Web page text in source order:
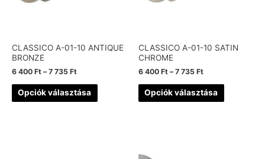
CLASSICO A-01-10 ANTIQUE
BRONZE
6 400 Ft –7 735 Ft
Opciók választása
CLASSICO A-01-10 SATIN
CHROME
6 400 Ft –7 735 Ft
Opciók választása